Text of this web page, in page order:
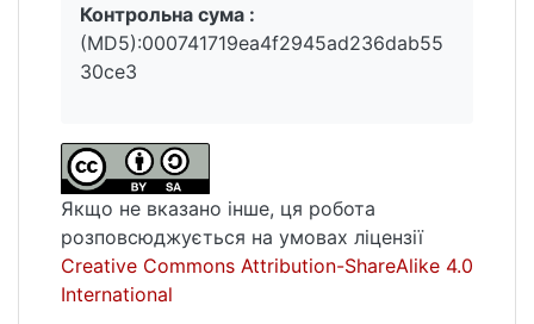
Контрольна сума :
(MD5):000741719ea4f2945ad236dab55
30ce3
Якщо не вказано інше, ця робота
розповсюджується на умовах ліцензії
Creative Commons Attribution-ShareAlike 4.0
International